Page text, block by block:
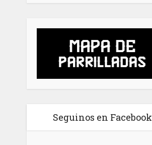
Seguinos en Facebook